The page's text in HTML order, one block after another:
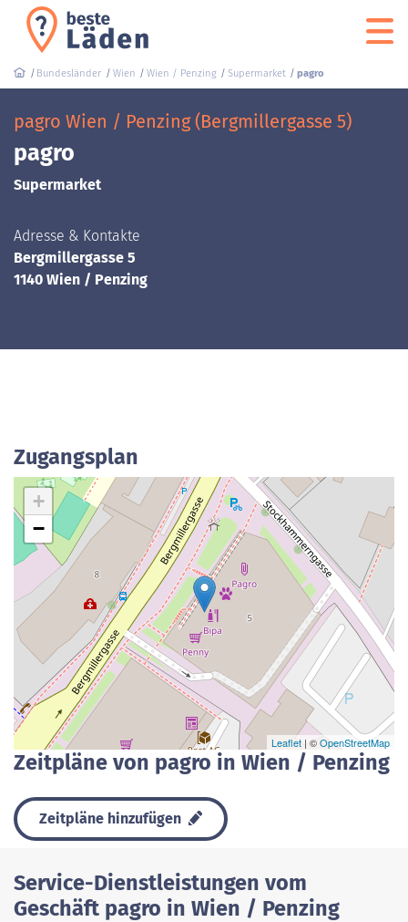
Bundesländer Wien Wien / Penzing Supermarket pagro
pagro Wien / Penzing (Bergmillergasse 5)
pagro
Supermarket
Adresse & Kontakte
Bergmillergasse 5
1140 Wien / Penzing
Zugangsplan
+
−
Leaflet | ©OpenStreetMap
Zeitpläne von pagro in Wien / Penzing
Zeitpläne hinzufügen
Service-Dienstleistungen vom
Geschäft pagro in Wien / Penzing